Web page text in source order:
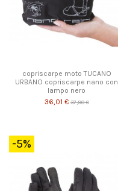
copriscarpe moto TUCANO
URBANO copriscarpe nano con
lampo nero
36,01 € 37,90 €
-5%